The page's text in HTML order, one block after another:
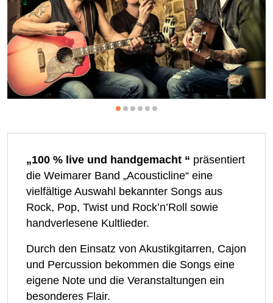
„100 % live und handgemacht “ präsentiert
die Weimarer Band „Acousticline“ eine
vielfältige Auswahl bekannter Songs aus
Rock, Pop, Twist und Rock’n’Roll sowie
handverlesene Kultlieder.
Durch den Einsatz von Akustikgitarren, Cajon
und Percussion bekommen die Songs eine
eigene Note und die Veranstaltungen ein
besonderes Flair.